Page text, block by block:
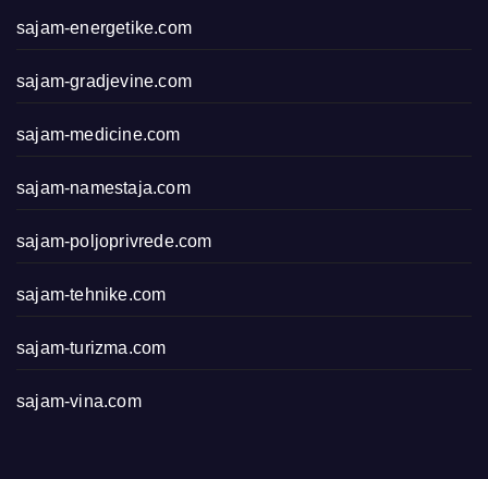
sajam-energetike.com
sajam-gradjevine.com
sajam-medicine.com
sajam-namestaja.com
sajam-poljoprivrede.com
sajam-tehnike.com
sajam-turizma.com
sajam-vina.com